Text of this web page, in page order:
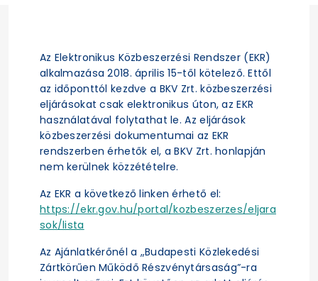
Az Elektronikus Közbeszerzési Rendszer (EKR)
alkalmazása 2018. április 15-től kötelező. Ettől
az időponttól kezdve a BKV Zrt. közbeszerzési
eljárásokat csak elektronikus úton, az EKR
használatával folytathat le. Az eljárások
közbeszerzési dokumentumai az EKR
rendszerben érhetők el, a BKV Zrt. honlapján
nem kerülnek közzétételre.
Az EKR a következő linken érhető el:
https://ekr.gov.hu/portal/kozbeszerzes/eljara
sok/lista
Az Ajánlatkérőnél a „Budapesti Közlekedési
Zártkörűen Működő Részvénytársaság”-ra